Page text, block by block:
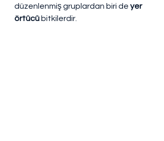
düzenlenmiş gruplardan biri de yer
örtücü bitkilerdir.